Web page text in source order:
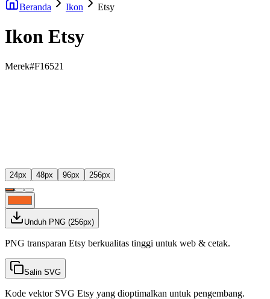
Beranda Ikon Etsy
Ikon Etsy
Merek#F16521
24px 48px 96px 256px
Unduh PNG (256px)
PNG transparan Etsy berkualitas tinggi untuk web & cetak.
Salin SVG
Kode vektor SVG Etsy yang dioptimalkan untuk pengembang.